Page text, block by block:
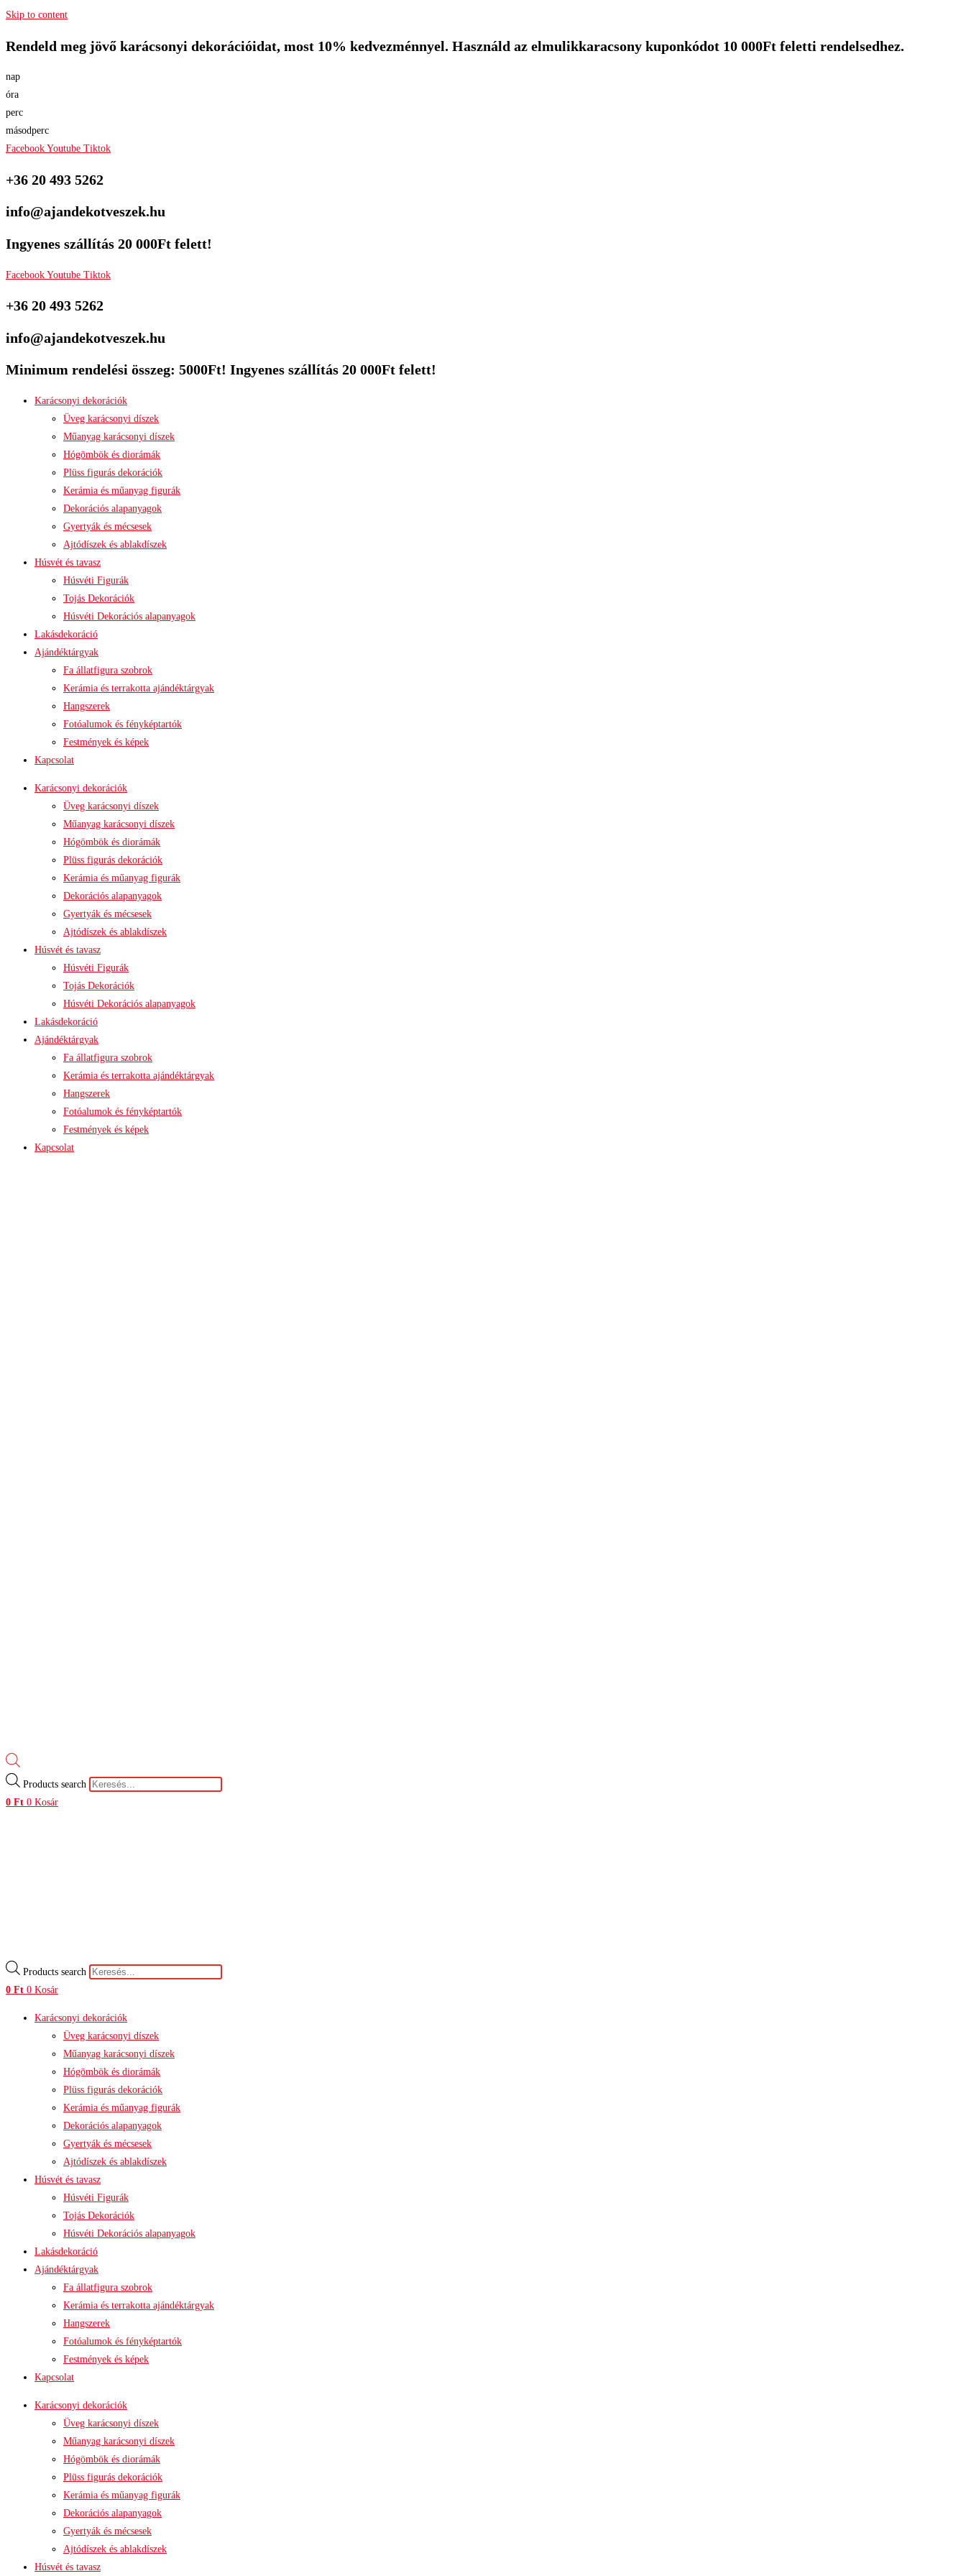
Skip to content
Rendeld meg jövő karácsonyi dekorációidat, most 10% kedvezménnyel. Használd az elmulikkaracsony kuponkódot 10 000Ft feletti rendelsedhez.
nap
óra
perc
másodperc
Facebook Youtube Tiktok
+36 20 493 5262
info@ajandekotveszek.hu
Ingyenes szállítás 20 000Ft felett!
Facebook Youtube Tiktok
+36 20 493 5262
info@ajandekotveszek.hu
Minimum rendelési összeg: 5000Ft! Ingyenes szállítás 20 000Ft felett!
Karácsonyi dekorációk
Üveg karácsonyi díszek
Műanyag karácsonyi díszek
Hógömbök és diorámák
Plüss figurás dekorációk
Kerámia és műanyag figurák
Dekorációs alapanyagok
Gyertyák és mécsesek
Ajtódíszek és ablakdíszek
Húsvét és tavasz
Húsvéti Figurák
Tojás Dekorációk
Húsvéti Dekorációs alapanyagok
Lakásdekoráció
Ajándéktárgyak
Fa állatfigura szobrok
Kerámia és terrakotta ajándéktárgyak
Hangszerek
Fotóalumok és fényképtartók
Festmények és képek
Kapcsolat
Karácsonyi dekorációk
Üveg karácsonyi díszek
Műanyag karácsonyi díszek
Hógömbök és diorámák
Plüss figurás dekorációk
Kerámia és műanyag figurák
Dekorációs alapanyagok
Gyertyák és mécsesek
Ajtódíszek és ablakdíszek
Húsvét és tavasz
Húsvéti Figurák
Tojás Dekorációk
Húsvéti Dekorációs alapanyagok
Lakásdekoráció
Ajándéktárgyak
Fa állatfigura szobrok
Kerámia és terrakotta ajándéktárgyak
Hangszerek
Fotóalumok és fényképtartók
Festmények és képek
Kapcsolat
Products search
0 Ft 0 Kosár
Products search
0 Ft 0 Kosár
Karácsonyi dekorációk
Üveg karácsonyi díszek
Műanyag karácsonyi díszek
Hógömbök és diorámák
Plüss figurás dekorációk
Kerámia és műanyag figurák
Dekorációs alapanyagok
Gyertyák és mécsesek
Ajtódíszek és ablakdíszek
Húsvét és tavasz
Húsvéti Figurák
Tojás Dekorációk
Húsvéti Dekorációs alapanyagok
Lakásdekoráció
Ajándéktárgyak
Fa állatfigura szobrok
Kerámia és terrakotta ajándéktárgyak
Hangszerek
Fotóalumok és fényképtartók
Festmények és képek
Kapcsolat
Karácsonyi dekorációk
Üveg karácsonyi díszek
Műanyag karácsonyi díszek
Hógömbök és diorámák
Plüss figurás dekorációk
Kerámia és műanyag figurák
Dekorációs alapanyagok
Gyertyák és mécsesek
Ajtódíszek és ablakdíszek
Húsvét és tavasz